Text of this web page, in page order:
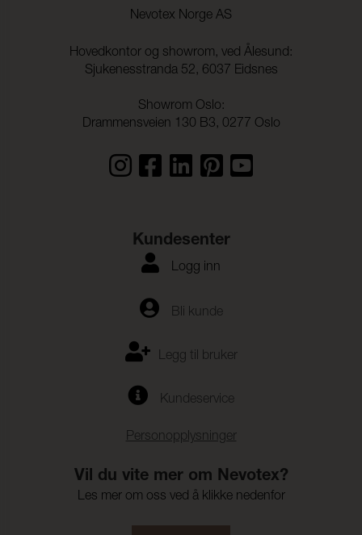
Nevotex Norge AS
Hovedkontor og showrom, ved Ålesund:
Sjukenesstranda 52, 6037 Eidsnes
Showrom Oslo:
Drammensveien 130 B3, 0277 Oslo
Kundesenter
Logg inn
Bli kunde
Legg til bruker
Kundeservice
Personopplysninger
Vil du vite mer om Nevotex?
Les mer om oss ved å klikke nedenfor